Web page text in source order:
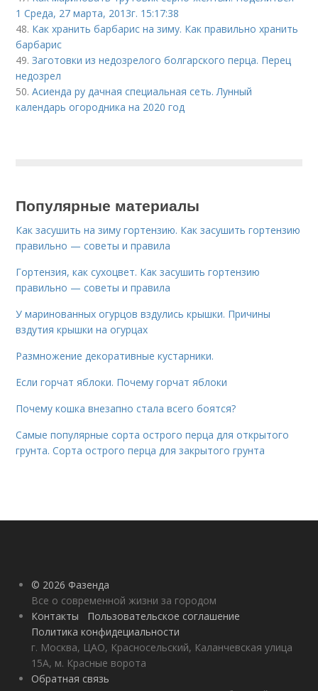
1 Среда, 27 марта, 2013г. 15:17:38
48. Как хранить барбарис на зиму. Как правильно хранить
барбарис
49.Заготовки из недозрелого болгарского перца. Перец
недозрел
50.Асиенда ру дачная специальная сеть. Лунный
календарь огородника на 2020 год
Популярные материалы
Как засушить на зиму гортензию. Как засушить гортензию
правильно — советы и правила
Гортензия, как сухоцвет. Как засушить гортензию
правильно — советы и правила
У маринованных огурцов вздулись крышки. Причины
вздутия крышки на огурцах
Размножение декоративные кустарники.
Если горчат яблоки. Почему горчат яблоки
Почему кошка внезапно стала всего боятся?
Самые популярные сорта острого перца для открытого
грунта. Сорта острого перца для закрытого грунта
© 2026 Фазенда
Все о современной жизни за городом
Контакты
Пользовательское соглашение
Политика конфидециальности
г. Москва, ЦАО, Красносельский, Каланчевская улица
15А, м. Красные ворота
Обратная связь